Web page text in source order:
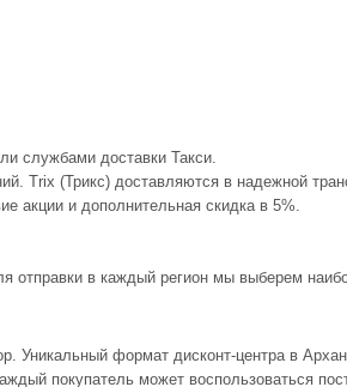
службами доставки Такси.
Trix (Трикс) доставляются в надежной
акции и дополнительная скидка в 5%.
отправки в каждый регион мы выберем
формат дисконт-центра в
покупатель может воспользоваться